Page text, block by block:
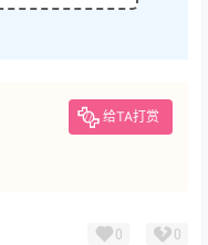
给TA打赏
0 0